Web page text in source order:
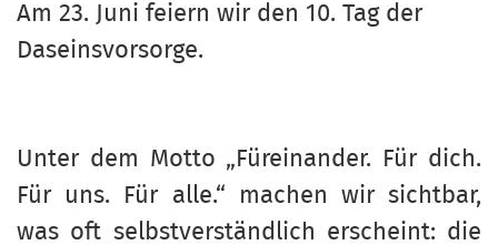
Am 23. Juni feiern wir den 10. Tag der
Daseinsvorsorge.
Unter dem Motto „Füreinander. Für dich.
Für uns. Für alle.“ machen wir sichtbar,
was oft selbstverständlich erscheint: die